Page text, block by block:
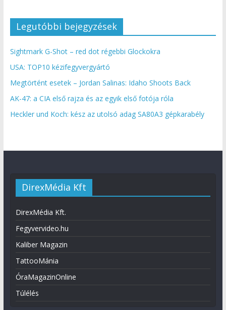
Legutóbbi bejegyzések
Sightmark G-Shot – red dot régebbi Glockokra
USA: TOP10 kézifegyvergyártó
Megtörtént esetek – Jordan Salinas: Idaho Shoots Back
AK-47: a CIA első rajza és az egyik első fotója róla
Heckler und Koch: kész az utolsó adag SA80A3 gépkarabély
DirexMédia Kft
DirexMédia Kft.
Fegyvervideo.hu
Kaliber Magazin
TattooMánia
ÓraMagazinOnline
Túlélés